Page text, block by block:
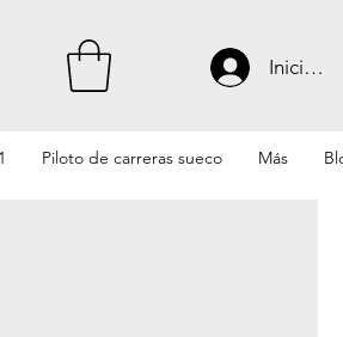
Iniciar
Piloto de carreras sueco Más